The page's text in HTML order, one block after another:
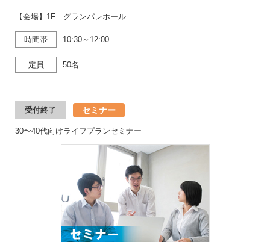
【会場】1F グランパレホール
時間帯 10:30～12:00
定員 50名
受付終了 セミナー
30〜40代向けライフプランセミナー